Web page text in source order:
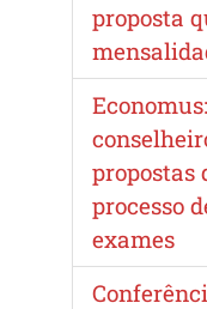
proposta
propostas
processo
exames